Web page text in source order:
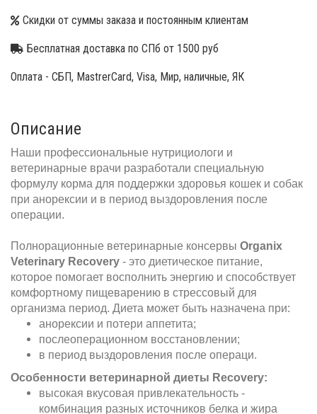
Скидки от суммы заказа и постоянным клиентам
Бесплатная доставка по СПб от 1500 руб
Оплата - СБП, MastrerCard, Visa, Мир, наличные, ЯК
Описание
Наши профессиональные нутрициологи и
ветеринарные врачи разработали специальную
формулу корма для поддержки здоровья кошек и собак
при анорексии и в период выздоровления после
операции.
Полнорационные ветеринарные консервы Organix
Veterinary Recovery - это диетическое питание,
которое помогает восполнить энергию и способствует
комфортному пищеварению в стрессовый для
организма период. Диета может быть назначена при:
анорексии и потери аппетита;
послеоперационном восстановлении;
в период выздоровления после операци.
Особенности ветеринарной диеты Recovery:
высокая вкусовая привлекательность -
комбинация разных источников белка и жира